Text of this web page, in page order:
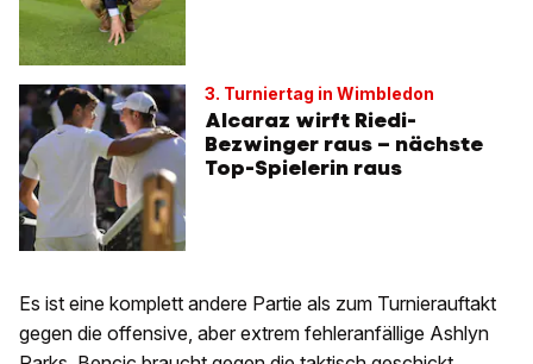
3. Turniertag in Wimbledon
Alcaraz wirft Riedi-
Bezwinger raus – nächste
Top-Spielerin raus
Es ist eine komplett andere Partie als zum Turnierauftakt
gegen die offensive, aber extrem fehleranfällige Ashlyn